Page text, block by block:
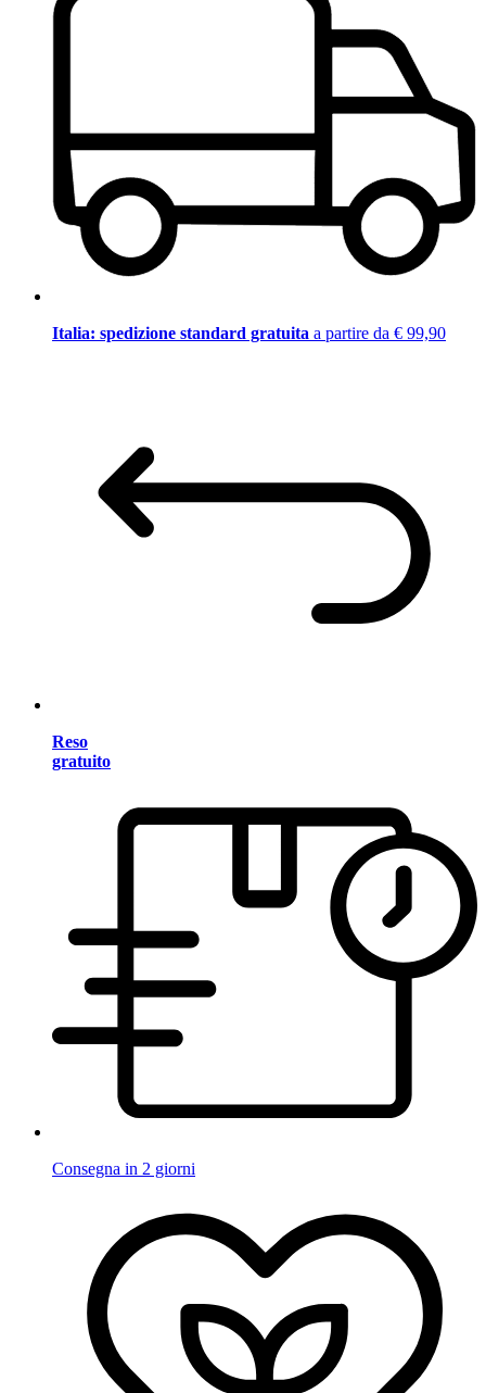
Italia: spedizione standard gratuita a partire da € 99,90
Reso
gratuito
Consegna in 2 giorni